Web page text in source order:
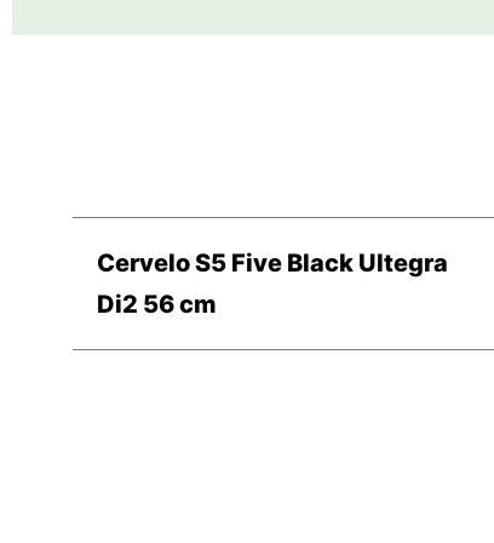
Cervelo S5 Five Black Ultegra
Di2 56 cm